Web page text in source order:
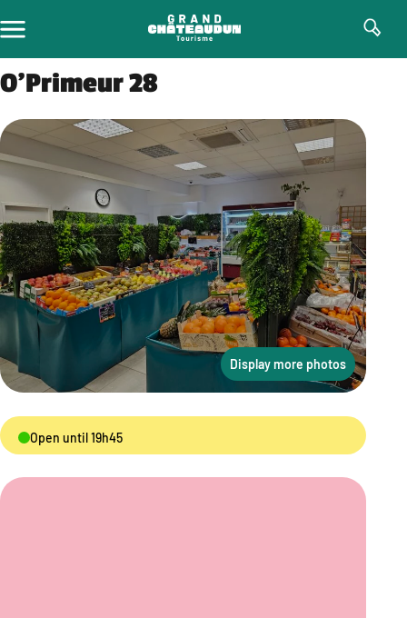
to
content
O’Primeur 28
Display more photos
Open until 19h45